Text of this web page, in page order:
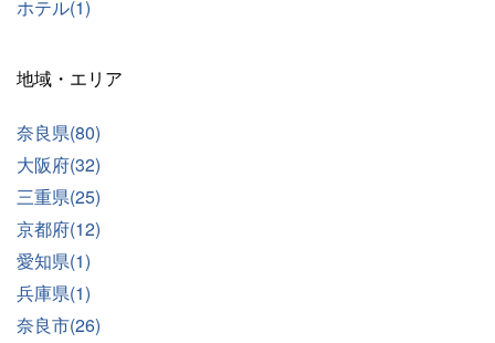
ホテル(1)
地域・エリア
奈良県(80)
大阪府(32)
三重県(25)
京都府(12)
愛知県(1)
兵庫県(1)
奈良市(26)